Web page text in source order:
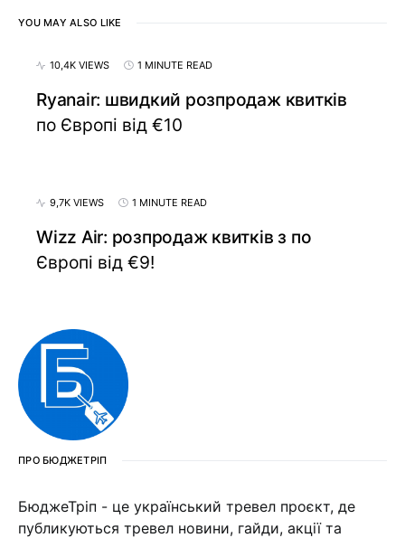
YOU MAY ALSO LIKE
10,4K VIEWS 1 MINUTE READ
Ryanair: швидкий розпродаж квитків
по Європі від €10
9,7K VIEWS 1 MINUTE READ
Wizz Air: розпродаж квитків з по
Європі від €9!
ПРО БЮДЖЕТРІП
БюджеТріп - це український тревел проєкт, де
публикуються тревел новини, гайди, акції та